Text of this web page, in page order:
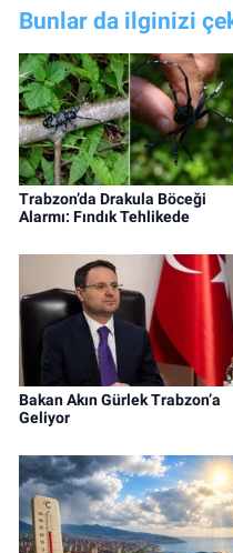
Bunlar da ilginizi
Trabzon’da Drakula Böceği
Alarmı: Fındık Tehlikede
Bakan Akın Gürlek Trabzon’a
Geliyor